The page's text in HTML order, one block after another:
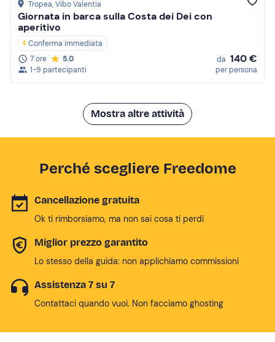
Tropea, Vibo Valentia
Giornata in barca sulla Costa dei Dei con
aperitivo
Conferma immediata
7 ore
5.0
1-9 partecipanti
da 140 €
per persona
Mostra altre attività
Perché scegliere Freedome
Cancellazione gratuita
Ok ti rimborsiamo, ma non sai cosa ti perdi
Miglior prezzo garantito
Lo stesso della guida: non applichiamo commissioni
Assistenza 7 su 7
Contattaci quando vuoi. Non facciamo ghosting